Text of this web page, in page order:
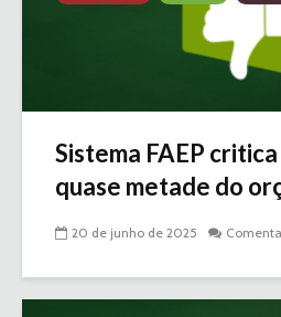
Sistema FAEP
quase metade do
20 de junho de 2025